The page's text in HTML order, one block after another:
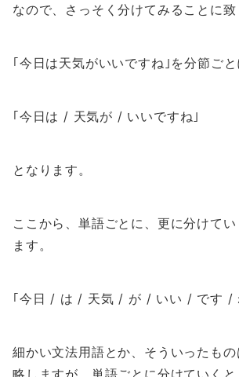
なので、さっそく分けてみることに致
｢今日は天気がいいですね｣を分節ごと
｢今日は / 天気が / いいですね｣
となります。
ここから、単語ごとに、更に分けてい
ます。
｢今日 / は / 天気 / が / いい / です /
細かい文法用語とか、そういったも
略しますが、単語ごとに分けていく